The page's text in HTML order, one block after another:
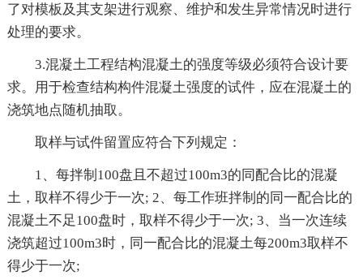
了对模板及其支架进行观察、维护和发生异常情况时进行
处理的要求。
3.混凝土工程结构混凝土的强度等级必须符合设计要
求。用于检查结构构件混凝土强度的试件，应在混凝土的
浇筑地点随机抽取。
取样与试件留置应符合下列规定：
1、每拌制100盘且不超过100m3的同配合比的混凝
土，取样不得少于一次; 2、每工作班拌制的同一配合比的
混凝土不足100盘时，取样不得少于一次; 3、当一次连续
浇筑超过100m3时，同一配合比的混凝土每200m3取样不
得少于一次;